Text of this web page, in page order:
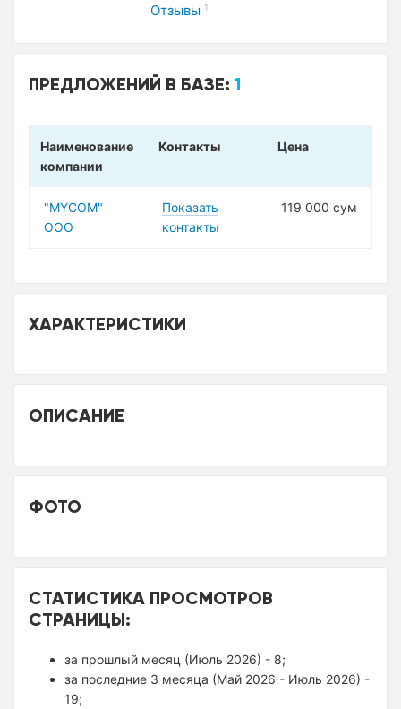
Отзывы 1
ПРЕДЛОЖЕНИЙ В БАЗЕ:1
Наименование
компании
Контакты Цена
"MYCOM"
ООО
Показать
контакты
119 000 сум
ХАРАКТЕРИСТИКИ
ОПИСАНИЕ
ФОТО
СТАТИСТИКА ПРОСМОТРОВ
СТРАНИЦЫ:
за прошлый месяц (Июль 2026) - 8;
за последние 3 месяца (Май 2026 - Июль 2026) -
19;